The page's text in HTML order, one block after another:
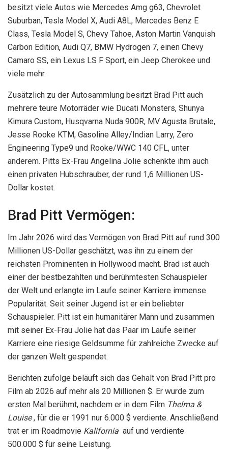
besitzt viele Autos wie Mercedes Amg g63, Chevrolet
Suburban, Tesla Model X, Audi A8L, Mercedes Benz E
Class, Tesla Model S, Chevy Tahoe, Aston Martin Vanquish
Carbon Edition, Audi Q7, BMW Hydrogen 7, einen Chevy
Camaro SS, ein Lexus LS F Sport, ein Jeep Cherokee und
viele mehr.
Zusätzlich zu der Autosammlung besitzt Brad Pitt auch
mehrere teure Motorräder wie Ducati Monsters, Shunya
Kimura Custom, Husqvarna Nuda 900R, MV Agusta Brutale,
Jesse Rooke KTM, Gasoline Alley/Indian Larry, Zero
Engineering Type9 und Rooke/WWC 140 CFL, unter
anderem. Pitts Ex-Frau Angelina Jolie schenkte ihm auch
einen privaten Hubschrauber, der rund 1,6 Millionen US-
Dollar kostet.
Brad Pitt Vermögen:
Im Jahr 2026 wird das Vermögen von Brad Pitt auf rund 300
Millionen US-Dollar geschätzt, was ihn zu einem der
reichsten Prominenten in Hollywood macht. Brad ist auch
einer der bestbezahlten und berühmtesten Schauspieler
der Welt und erlangte im Laufe seiner Karriere immense
Popularität. Seit seiner Jugend ist er ein beliebter
Schauspieler. Pitt ist ein humanitärer Mann und zusammen
mit seiner Ex-Frau Jolie hat das Paar im Laufe seiner
Karriere eine riesige Geldsumme für zahlreiche Zwecke auf
der ganzen Welt gespendet.
Berichten zufolge beläuft sich das Gehalt von Brad Pitt pro
Film ab 2026 auf mehr als 20 Millionen $. Er wurde zum
ersten Mal berühmt, nachdem er in dem Film Thelma &
Louise, für die er 1991 nur 6.000 $ verdiente. Anschließend
trat er im Roadmovie Kalifornia auf und verdiente
500.000 $ für seine Leistung.